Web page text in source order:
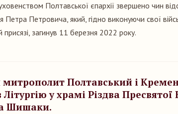
Полтавської єпархії звершено чин
Петра Петровича, який, гідно виконуючи свої
присязі, загинув 11 березня 2022 року.
митрополит Полтавський і
Літургію у храмі Різдва Пресвятої
Шишаки.